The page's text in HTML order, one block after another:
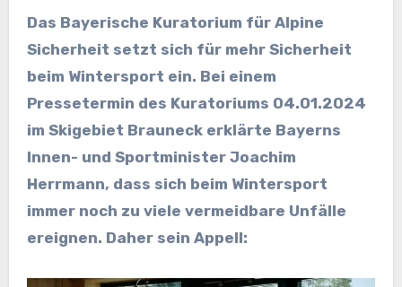
Das Bayerische Kuratorium für Alpine
Sicherheit setzt sich für mehr Sicherheit
beim Wintersport ein. Bei einem
Pressetermin des Kuratoriums 04.01.2024
im Skigebiet Brauneck erklärte Bayerns
Innen- und Sportminister Joachim
Herrmann, dass sich beim Wintersport
immer noch zu viele vermeidbare Unfälle
ereignen. Daher sein Appell: